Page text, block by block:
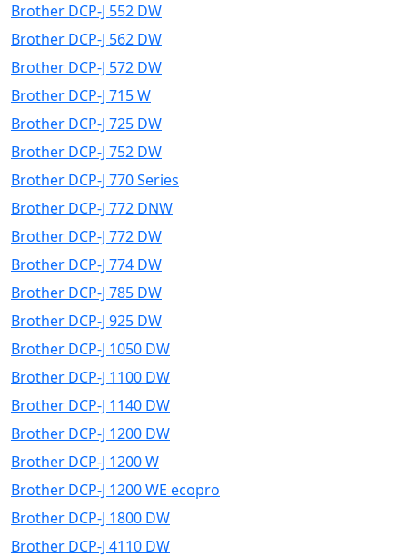
Brother DCP-J 552 DW
Brother DCP-J 562 DW
Brother DCP-J 572 DW
Brother DCP-J 715 W
Brother DCP-J 725 DW
Brother DCP-J 752 DW
Brother DCP-J 770 Series
Brother DCP-J 772 DNW
Brother DCP-J 772 DW
Brother DCP-J 774 DW
Brother DCP-J 785 DW
Brother DCP-J 925 DW
Brother DCP-J 1050 DW
Brother DCP-J 1100 DW
Brother DCP-J 1140 DW
Brother DCP-J 1200 DW
Brother DCP-J 1200 W
Brother DCP-J 1200 WE ecopro
Brother DCP-J 1800 DW
Brother DCP-J 4110 DW